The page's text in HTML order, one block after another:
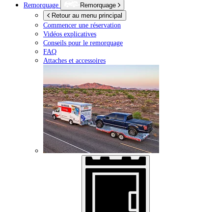
Remorquage
Remorquage
Retour au menu principal
Commencer une réservation
Vidéos explicatives
Conseils pour le remorquage
FAQ
Attaches et accessoires